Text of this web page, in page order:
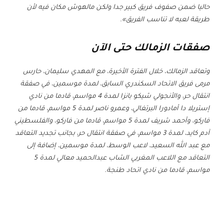
حاليا ضمن صفوف فريق كبير جدا ولكن مالهوش مكان فيه لأن
طريقة لعبه لا تناسب الفريق».
صفقات الزمالك حتى الآن
وتعاقد الزمالك، خلال الفترة الأخيرة، مع المهدي سليمان، حارس
مرمى فريق الاتحاد السكندري السابق، لمدة موسمين، في صفقة
انتقال حر، والأنجولي شيكو بانزا لمدة 4 مواسم، قادما من نادي
إستريلا دا أمادورا البرتغالي، وعمرو ناصر لمدة 5 مواسم، قادما من
فاركو، وأحمد شريف لمدة 5 مواسم، قادما من فاركو، والفلسطيني
آدم كايد، لمدة 3 مواسم، في صفقة انتقال حر، بجانب تجديد التعاقد
مع عبد الله السعيد، لاعب الوسط، لمدة موسمين، إضافة إلى
التعاقد مع اللاعب المغربي الشاب عبدالحميد معالي لمدة 5
مواسم، قادما من نادي اتحاد طنجة.